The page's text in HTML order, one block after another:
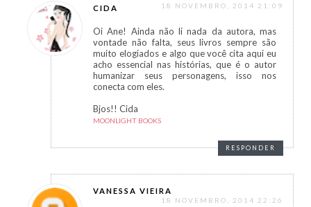
CIDA 18 NOVEMBRO, 2014 21:09
Oi Ane! Ainda não li nada da autora, mas
vontade não falta, seus livros sempre são
muito elogiados e algo que você cita aqui eu
acho essencial nas histórias, que é o autor
humanizar seus personagens, isso nos
conecta com eles.
Bjos!! Cida
MOONLIGHT BOOKS
RESPONDER
VANESSA VIEIRA
18 NOVEMBRO, 2014 22:26